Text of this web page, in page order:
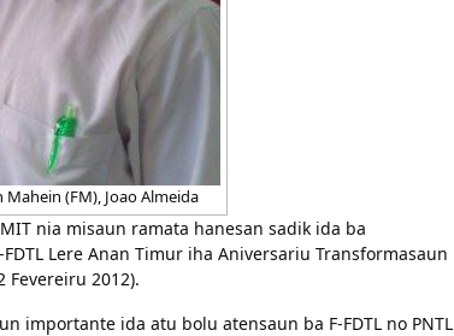
(FM), Joao Almeida
nia misaun ramata hanesan sadik ida ba
Lere Anan Timur iha Aniversariu Transformasaun
Fevereiru 2012).
importante ida atu bolu atensaun ba F-FDTL no PNTL